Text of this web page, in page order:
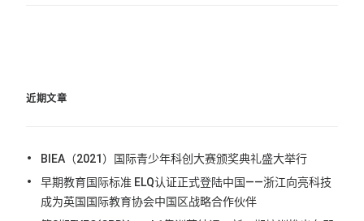
近期文章
BIEA（2021）国际青少年科创大赛颁奖典礼盛大举行
早期教育国际标准 ELQ认证正式登陆中国——浙江向亮科技
成为英国国际教育协会中国区战略合作伙伴